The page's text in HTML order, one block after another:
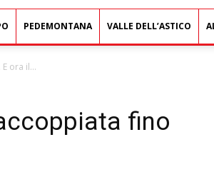
PEDEMONTANA VALLE DELL’ASTICO
ora il...
fino